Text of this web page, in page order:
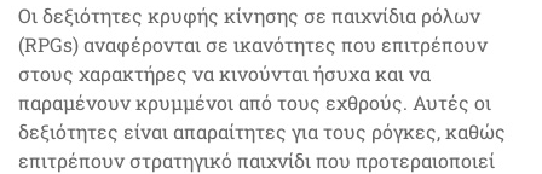
Οι δεξιότητες κρυφής κίνησης σε παιχνίδια ρόλων
(RPGs) αναφέρονται σε ικανότητες που επιτρέπουν
στους χαρακτήρες να κινούνται ήσυχα και να
παραμένουν κρυμμένοι από τους εχθρούς. Αυτές οι
δεξιότητες είναι απαραίτητες για τους ρόγκες, καθώς
επιτρέπουν στρατηγικό παιχνίδι που προτεραιοποιεί